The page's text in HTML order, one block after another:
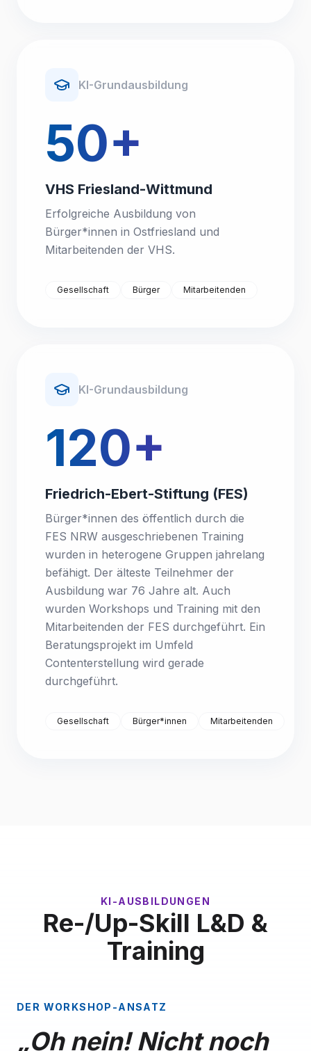
KI-Grundausbildung
50+
VHS Friesland-Wittmund
Erfolgreiche Ausbildung von
Bürger*innen in Ostfriesland und
Mitarbeitenden der VHS.
Gesellschaft Bürger Mitarbeitenden
KI-Grundausbildung
120+
Friedrich-Ebert-Stiftung (FES)
Bürger*innen des öffentlich durch die
FES NRW ausgeschriebenen Training
wurden in heterogene Gruppen jahrelang
befähigt. Der älteste Teilnehmer der
Ausbildung war 76 Jahre alt. Auch
wurden Workshops und Training mit den
Mitarbeitenden der FES durchgeführt. Ein
Beratungsprojekt im Umfeld
Contenterstellung wird gerade
durchgeführt.
Gesellschaft Bürger*innen Mitarbeitenden
KI-AUSBILDUNGEN
Re-/Up-Skill L&D &
Training
DER WORKSHOP-ANSATZ
„Oh nein! Nicht noch